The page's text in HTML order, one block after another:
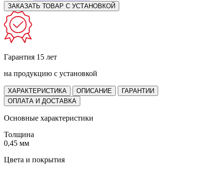
ЗАКАЗАТЬ ТОВАР С УСТАНОВКОЙ
Гарантия 15 лет
на продукцию с установкой
ХАРАКТЕРИСТИКА ОПИСАНИЕ
ГАРАНТИИ
ОПЛАТА И ДОСТАВКА
Основные характеристики
Толщина
0,45 мм
Цвета и покрытия